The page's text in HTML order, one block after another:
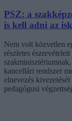
PSZ: a
is kell adni az
Nem volt közvetlen
részletes
kancellári rendszer
elnevezés
pedagógusi